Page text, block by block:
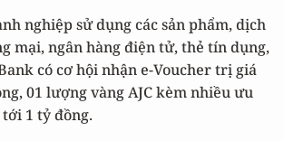
nghiệp sử dụng các sản phẩm, dịch
mại, ngân hàng điện tử, thẻ tín dụng,
có cơ hội nhận e-Voucher trị giá
01 lượng vàng AJC kèm nhiều ưu
1 tỷ đồng.